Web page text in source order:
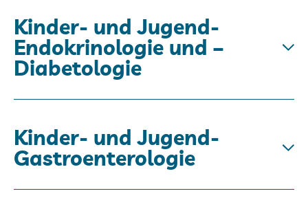
Kinder- und Jugend-
Endokrinologie und –
Diabetologie
Kinder- und Jugend-
Gastroenterologie